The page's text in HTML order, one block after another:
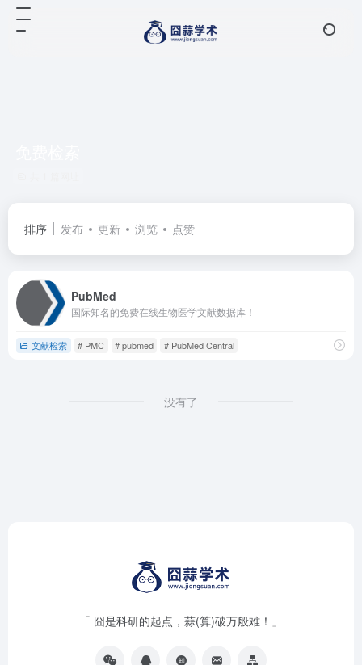
排序 发布 更新 浏览 点赞
PubMed
国际知名的免费在线生物医学文献数据库！
文献检索 # PMC # pubmed # PubMed Central
没有了
「 囧是科研的起点，蒜(算)破万般难！」